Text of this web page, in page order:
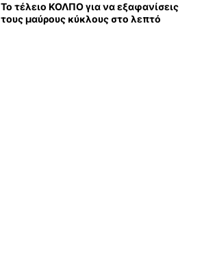
Το τέλειο ΚΟΛΠΟ για να εξαφανίσεις
τους μαύρους κύκλους στο λεπτό